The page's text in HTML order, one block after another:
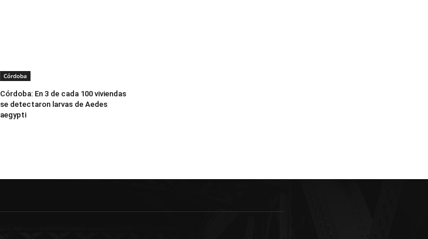
Córdoba
Córdoba: En 3 de cada 100 viviendas
se detectaron larvas de Aedes
aegypti